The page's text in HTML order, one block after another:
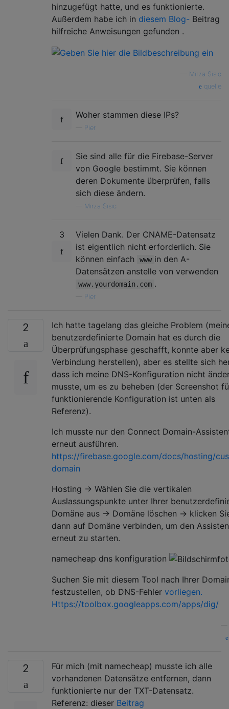
hinzugefügt hatte, und es funktionierte.
Außerdem habe ich in diesem Blog- Beitrag
hilfreiche Anweisungen gefunden .
Mirza Sisic
quelle
Woher stammen diese IPs?
Pier
Sie sind alle für die Firebase-Server
von Google bestimmt. Sie können
deren Dokumente überprüfen, falls
sich diese ändern.
Mirza Sisic
3
Vielen Dank. Der CNAME-Datensatz
ist eigentlich nicht erforderlich. Sie
können einfach
www in den A-
Datensätzen anstelle von verwenden
www.yourdomain.com .
Pier
2
Ich hatte tagelang das gleiche Problem
benutzerdefinierte Domain hat es durch die
Überprüfungsphase geschafft, konnte aber
Verbindung herstellen), aber es stellte sich
dass ich meine DNS-Konfiguration nicht
musste, um es zu beheben (der Screenshot
funktionierende Konfiguration ist unten als
Referenz).
Ich musste nur den Connect Domain-
erneut ausführen.
https://firebase.google.com/docs/hosting/
domain
Hosting -> Wählen Sie die vertikalen
Auslassungspunkte unter Ihrer
Domäne aus -> Domäne löschen -> klicken
dann auf Domäne verbinden, um den
erneut zu starten.
namecheap dns konfiguration
Suchen Sie mit diesem Tool nach Ihrer
festzustellen, ob DNS-Fehler vorliegen.
Https://toolbox.googleapps.com/apps/dig/
2
Für mich (mit namecheap) musste ich alle
vorhandenen Datensätze entfernen, dann
funktionierte nur der TXT-Datensatz.
Referenz: dieser Beitrag